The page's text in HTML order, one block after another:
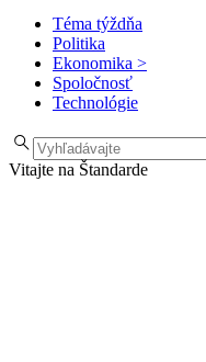
Téma týždňa
Politika
Ekonomika >
Spoločnosť
Technológie
Vitajte na Štandarde